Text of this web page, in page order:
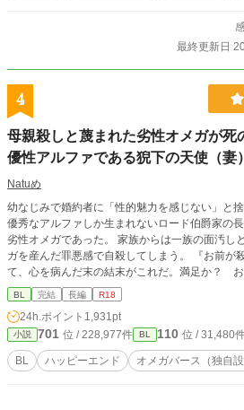
りミスです！ お詫びして訂正いたしますm(_ _)m
最終更新日
4
母親殺しと蔑まれた劣性オメガが死
優性アルファである猊下の天使（妻
Natuめ
幼なじみで婚約者に「性的魅力を感じない」と
優秀なアルファしか生まれないロード伯爵家の
劣性オメガであった。 家族からは一族の面汚し
ガを産んだ罪悪感で自殺してしまう。 『お前が
て、心を病んだ末の結末がこれだ。満足か？
への復讐は済んだか？ この、——母殺しのオメ
らはそう罵倒された。 しかし幼なじみだけは、
ていたのだ。 レイノがいいとすら言ってくれて
オメガがいた。 「だからごめん、別れてくれ
たんだ」 年老いたアルファに売られるくらいな
イノ。 そんなレイノを救ったのは、優性アルフ
イノを俺の天使と呼び、伯爵家から連れ出して
BL 完結 長編 R18
24h.ポイント 1,931pt
小説 701 位 / 228,977件 BL 110 位 / 31,480
BL ハッピーエンド オメガバース（独自設